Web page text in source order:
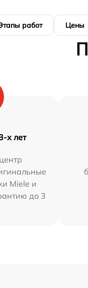
работ Цены
х лет
Miele и
до 3